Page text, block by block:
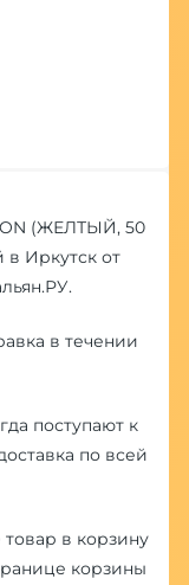
(ЖЕЛТЫЙ, 50
в Иркутск от
в течении
поступают к
по всей
в корзину
корзины